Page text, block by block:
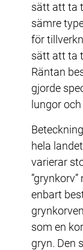
sätt att ta
sämre
för
sätt att ta
Räntan
gjorde
lungor
hela
varierar
enbart
som en
gryn. Den